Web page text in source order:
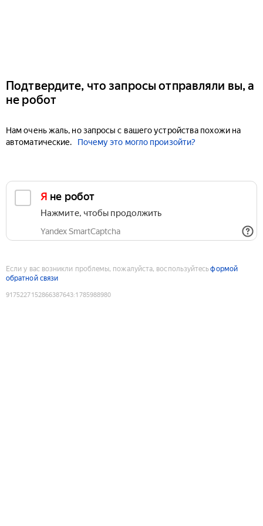
Подтвердите, что запросы отправляли вы, а
не робот
Нам очень жаль, но запросы с вашего устройства похожи на
автоматические.
Почему это могло произойти?
Я не робот
Нажмите, чтобы продолжить
Yandex SmartCaptcha
Если у вас возникли проблемы, пожалуйста, воспользуйтесьформой
обратной связи
9175227152866387643:1785988980